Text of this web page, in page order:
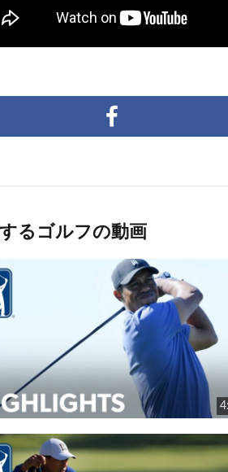
るゴルフの動画